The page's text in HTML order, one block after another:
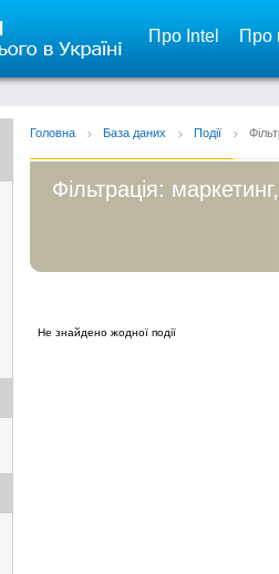
Про Intel Про
Головна База даних Події
Фільтрація:
Не знайдено жодної події